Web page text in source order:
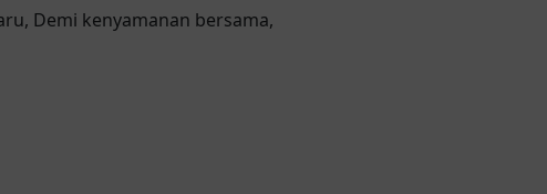
Demi kenyamanan bersama,